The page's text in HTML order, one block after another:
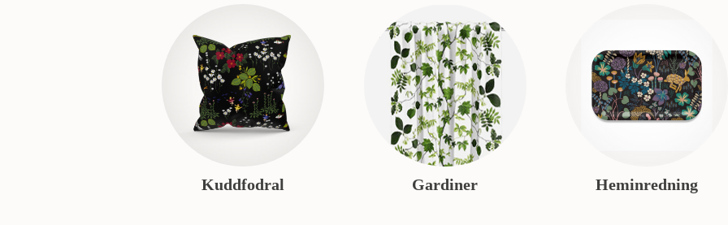
Kuddfodral Gardiner Heminredning